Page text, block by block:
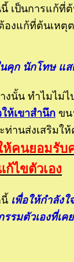
เป็นการแก้ที่
องแก้ที่ต้นเหตุ
คุก นักโทษ แ
งนั้น ทำไมไม่ไ
ห้เขาสำนึก ขน
านส่งเสริมใ
ห้คนยอมรับ
ก้ไขตัวเอง
นี้ เพื่อให้กำลัง
รรมตัวเองที่เ